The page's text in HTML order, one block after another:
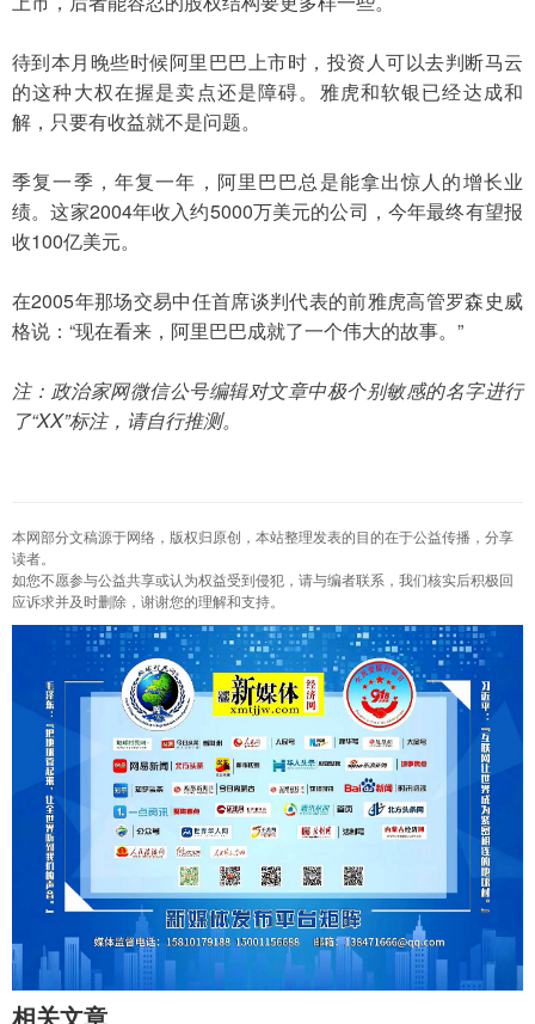
待到本月晚些时候阿里巴巴上市时，投资人可以去判断马云
的这种大权在握是卖点还是障碍。雅虎和软银已经达成和
解，只要有收益就不是问题。
季复一季，年复一年，阿里巴巴总是能拿出惊人的增长业
绩。这家2004年收入约5000万美元的公司，今年最终有望报
收100亿美元。
在2005年那场交易中任首席谈判代表的前雅虎高管罗森史威
格说：“现在看来，阿里巴巴成就了一个伟大的故事。”
注：政治家网微信公号编辑对文章中极个别敏感的名字进行
了“XX”标注，请自行推测。
本网部分文稿源于网络，版权归原创，本站整理发表的目的在于公益传播，分享
读者。
如您不愿参与公益共享或认为权益受到侵犯，请与编者联系，我们核实后积极回
应诉求并及时删除，谢谢您的理解和支持。
相关文章